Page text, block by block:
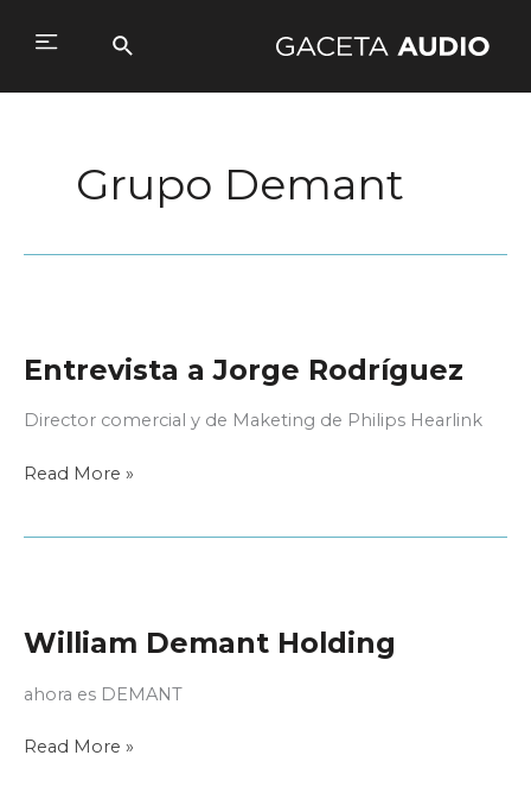
Buscar
Grupo Demant
Entrevista a Jorge Rodríguez
Director comercial y de Maketing de Philips Hearlink
Entrevista
Read More »
William Demant Holding
ahora es DEMANT
William
Read More »